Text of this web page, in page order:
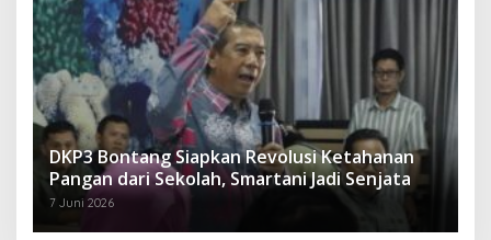
DKP3 Bontang Siapkan Revolusi Ketahanan
Pangan dari Sekolah, Smartani Jadi Senjata
7 Juni 2026